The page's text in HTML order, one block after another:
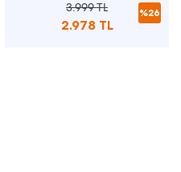
3.999 TL
2.978 TL
%26